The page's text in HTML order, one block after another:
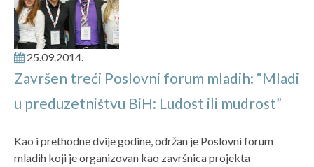
25.09.2014.
Završen treći Poslovni forum mladih: “Mladi
u preduzetništvu BiH: Ludost ili mudrost”
Kao i prethodne dvije godine, održan je Poslovni forum
mladih koji je organizovan kao završnica projekta